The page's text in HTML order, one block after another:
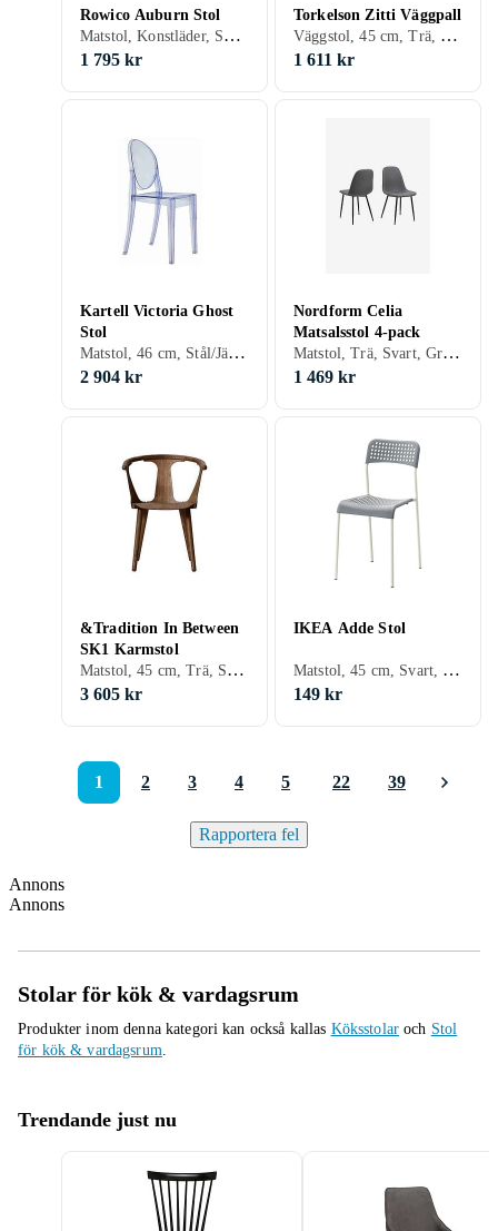
Rowico Auburn Stol
Matstol, Konstläder, Svart, Grå, Brun, Beige, Rosa
1 795 kr
Torkelson Zitti Väggpall
Väggstol, 45 cm, Trä, Svart, Vit, Brun, Ek, Björk, Trä/natur, Lackad
1 611 kr
Kartell Victoria Ghost
Stol
Matstol, 46 cm, Stål/Järn, Plast/Polyester, Aluminium, Trä, Svart, Vit, Grå, Blå, Röd, Gul, Orange, Ek, Transparent, Grön
2 904 kr
Nordform Celia
Matsalsstol 4-pack
Matstol, Trä, Svart, Grå, Beige, Trä/natur
1 469 kr
&Tradition In Between
SK1 Karmstol
Matstol, 45 cm, Trä, Skinn/Läder, Svart, Vit, Grå, Brun, Gul, Ek, Ask, Trä/natur, Lackad, Valnöt
3 605 kr
IKEA Adde Stol
Matstol, 45 cm, Svart, Vit, Grå, Röd
149 kr
1 2 3 4 5 22 39
Rapportera fel
Annons
Annons
Stolar för kök & vardagsrum
Produkter inom denna kategori kan också kallas Köksstolar och Stol
för kök & vardagsrum.
Trendande just nu